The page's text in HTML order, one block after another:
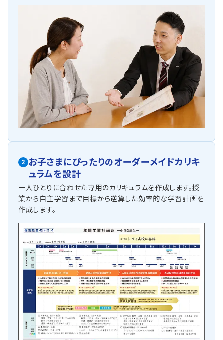
2 お子さまにぴったりのオーダーメイドカリキ
ュラムを設計
一人ひとりに合わせた専用のカリキュラムを作成します。授
業から自主学習まで目標から逆算した効率的な学習計画を
作成します。